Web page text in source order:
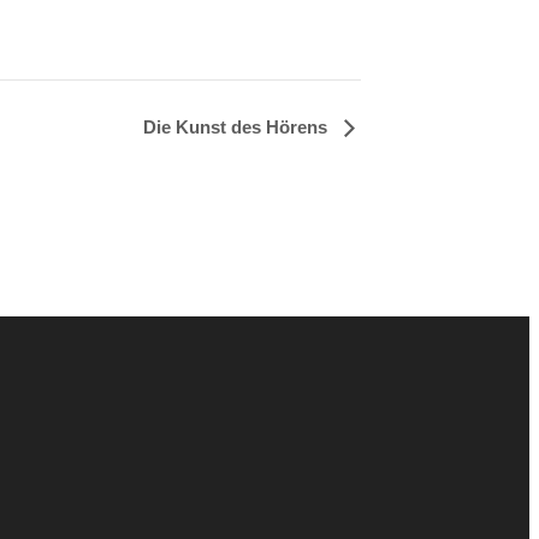
Die Kunst des Hörens